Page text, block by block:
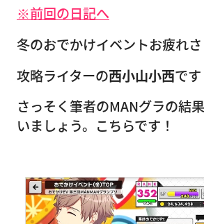
※前回の日記へ
冬のおでかけイベントお疲れさ
攻略ライターの西小山小西です
さっそく筆者のMANグラの結
いましょう。こちらです！